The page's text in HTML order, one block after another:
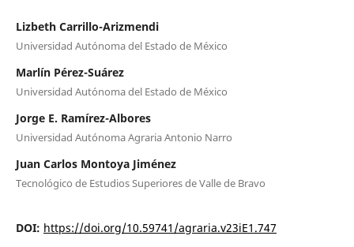
Lizbeth Carrillo-Arizmendi
Universidad Autónoma del Estado de México
Marlín Pérez-Suárez
Universidad Autónoma del Estado de México
Jorge E. Ramírez-Albores
Universidad Autónoma Agraria Antonio Narro
Juan Carlos Montoya Jiménez
Tecnológico de Estudios Superiores de Valle de Bravo
DOI: https://doi.org/10.59741/agraria.v23iE1.747